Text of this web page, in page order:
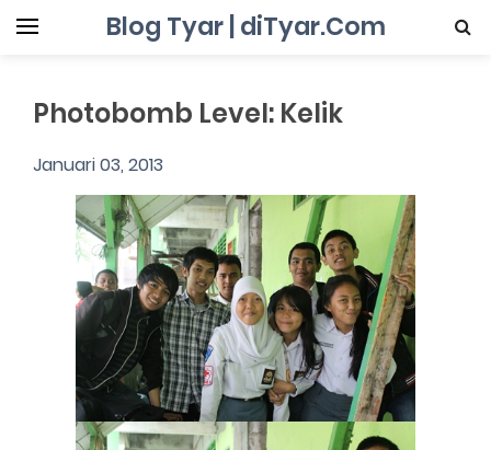
Blog Tyar | diTyar.Com
Photobomb Level: Kelik
Januari 03, 2013